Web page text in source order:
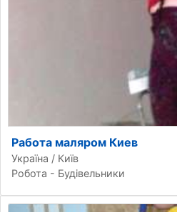
Работа маляром Киев
Україна / Київ
Робота - Будівельники